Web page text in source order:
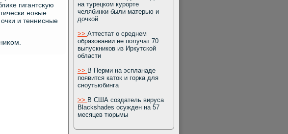
гигантсκую
новые
и теннисные
на турецком курорте
челябинки были матерью и
дочкой
>> Аттестат о среднем
образовании не получат 70
выпускников из Иркутской
области
>> В Перми на эспланаде
появится каток и горка для
сноутьюбинга
>> В США создатель вируса
Blackshades осужден на 57
месяцев тюрьмы